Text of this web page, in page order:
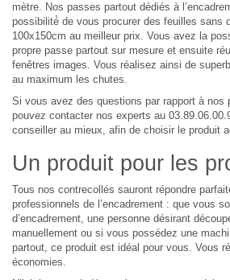
mètre. Nos passes partout dédiés à
possibilité́ de vous procurer des feuilles sans
100x150cm au meilleur prix. Vous avez la
propre passe partout sur mesure et ensuite
fenêtres images. Vous réalisez ainsi de
au maximum les chutes.
Si vous avez des questions par rapport à nos
pouvez contacter nos experts au
conseiller au mieux, afin de choisir le produit
Un produit pour les
Tous nos contrecollés sauront répondre
professionnels de l’encadrement : que vous
d’encadrement, une personne désirant
manuellement ou si vous possédez une
partout, ce produit est idéal pour vous. Vous
économies.